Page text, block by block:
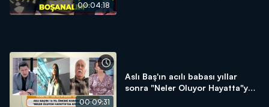
00:04:18
00:09:31
Aslı Baş'ın acılı babası yıllar
sonra "Neler Oluyor Hayatta"ya